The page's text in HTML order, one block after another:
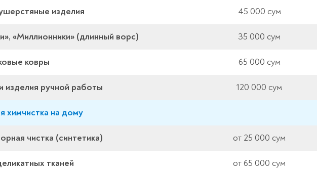
изделия 45 000 сум
«Миллионники» (длинный ворс) 35 000 сум
ковры 65 000 сум
ручной работы 120 000 сум
химчистка на дому
чистка (синтетика) от 25 000 сум
тканей от 65 000 сум